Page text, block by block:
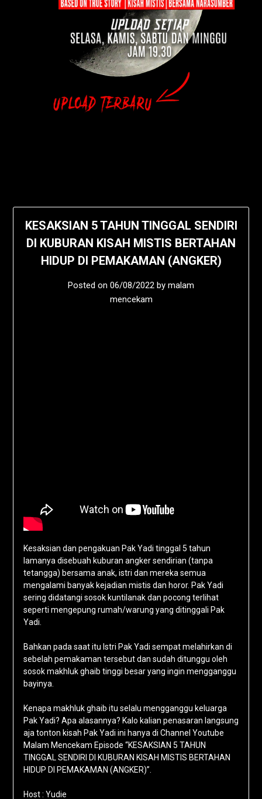
KESAKSIAN 5 TAHUN TINGGAL SENDIRI
DI KUBURAN KISAH MISTIS BERTAHAN
HIDUP DI PEMAKAMAN (ANGKER)
Posted on 06/08/2022 by malam
mencekam
Kesaksian dan pengakuan Pak Yadi tinggal 5 tahun
lamanya disebuah kuburan angker sendirian (tanpa
tetangga) bersama anak, istri dan mereka semua
mengalami banyak kejadian mistis dan horor. Pak Yadi
sering didatangi sosok kuntilanak dan pocong terlihat
seperti mengepung rumah/warung yang ditinggali Pak
Yadi.
Bahkan pada saat itu Istri Pak Yadi sempat melahirkan di
sebelah pemakaman tersebut dan sudah ditunggu oleh
sosok makhluk ghaib tinggi besar yang ingin mengganggu
bayinya.
Kenapa makhluk ghaib itu selalu mengganggu keluarga
Pak Yadi? Apa alasannya? Kalo kalian penasaran langsung
aja tonton kisah Pak Yadi ini hanya di Channel Youtube
Malam Mencekam Episode “KESAKSIAN 5 TAHUN
TINGGAL SENDIRI DI KUBURAN KISAH MISTIS BERTAHAN
HIDUP DI PEMAKAMAN (ANGKER)”.
Host : Yudie